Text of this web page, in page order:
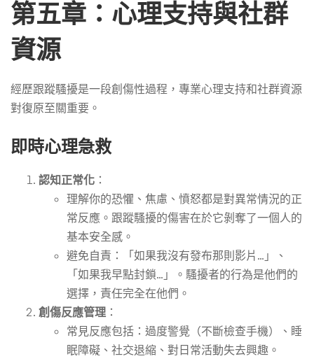
第五章：心理支持與社群
資源
經歷跟蹤騷擾是一段創傷性過程，專業心理支持和社群資源
對復原至關重要。
即時心理急救
認知正常化 ：
理解你的恐懼、焦慮、憤怒都是對異常情況的正
常反應。跟蹤騷擾的傷害在於它剝奪了一個人的
基本安全感。
避免自責：「如果我沒有發布那則影片…」、
「如果我早點封鎖…」。騷擾者的行為是他們的
選擇，責任完全在他們。
創傷反應管理 ：
常見反應包括：過度警覺（不斷檢查手機）、睡
眠障礙、社交退縮、對日常活動失去興趣。